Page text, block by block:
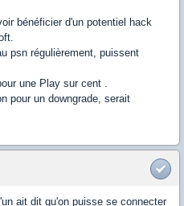
bénéficier d'un potentiel hack
psn régulièrement, puissent
une Play sur cent .
pour un downgrade, serait
ait dit qu'on puisse se connecter